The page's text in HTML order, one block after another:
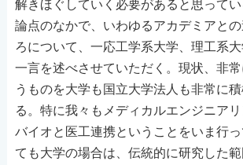
解きほぐしていく必要があると思って
論点のなかで、いわゆるアカデミアと
ろについて、一応工学系大学、理工系
一言を述べさせていただく。現状、非
うものを大学も国立大学法人も非常に
る。特に我々もメディカルエンジニア
バイオと医工連携ということをいま行
ても大学の場合は、伝統的に研究した